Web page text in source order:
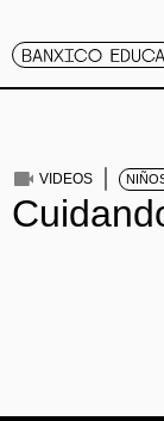
VIDEOS